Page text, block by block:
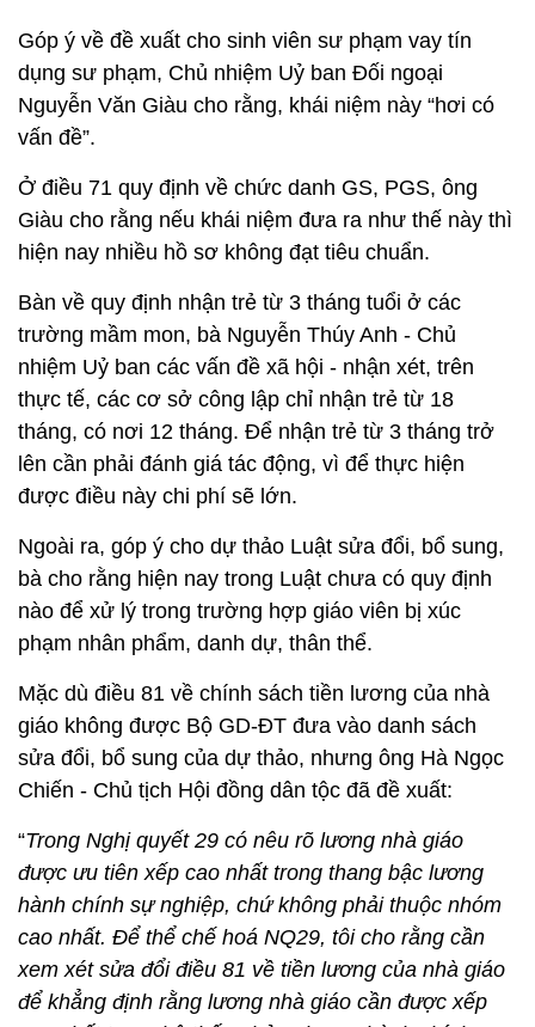
Góp ý về đề xuất cho sinh viên sư phạm vay tín
dụng sư phạm, Chủ nhiệm Uỷ ban Đối ngoại
Nguyễn Văn Giàu cho rằng, khái niệm này “hơi có
vấn đề”.
Ở điều 71 quy định về chức danh GS, PGS, ông
Giàu cho rằng nếu khái niệm đưa ra như thế này thì
hiện nay nhiều hồ sơ không đạt tiêu chuẩn.
Bàn về quy định nhận trẻ từ 3 tháng tuổi ở các
trường mầm mon, bà Nguyễn Thúy Anh - Chủ
nhiệm Uỷ ban các vấn đề xã hội - nhận xét, trên
thực tế, các cơ sở công lập chỉ nhận trẻ từ 18
tháng, có nơi 12 tháng. Để nhận trẻ từ 3 tháng trở
lên cần phải đánh giá tác động, vì để thực hiện
được điều này chi phí sẽ lớn.
Ngoài ra, góp ý cho dự thảo Luật sửa đổi, bổ sung,
bà cho rằng hiện nay trong Luật chưa có quy định
nào để xử lý trong trường hợp giáo viên bị xúc
phạm nhân phẩm, danh dự, thân thể.
Mặc dù điều 81 về chính sách tiền lương của nhà
giáo không được Bộ GD-ĐT đưa vào danh sách
sửa đổi, bổ sung của dự thảo, nhưng ông Hà Ngọc
Chiến - Chủ tịch Hội đồng dân tộc đã đề xuất:
“Trong Nghị quyết 29 có nêu rõ lương nhà giáo
được ưu tiên xếp cao nhất trong thang bậc lương
hành chính sự nghiệp, chứ không phải thuộc nhóm
cao nhất. Để thể chế hoá NQ29, tôi cho rằng cần
xem xét sửa đổi điều 81 về tiền lương của nhà giáo
để khẳng định rằng lương nhà giáo cần được xếp